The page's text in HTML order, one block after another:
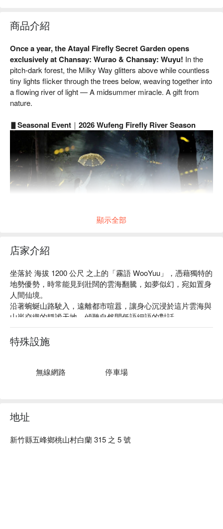
商品介紹
Once a year, the Atayal Firefly Secret Garden opens
exclusively at Chansay: Wurao & Chansay: Wuyu! In the
pitch-dark forest, the Milky Way glitters above while countless
tiny lights flicker through the trees below, weaving together into
a flowing river of light — A midsummer miracle. A gift from
nature.
▋Seasonal Event｜2026 Wufeng Firefly River Season
Step into the Atayal firefly sanctuary, where fireflies dance
across the mountain valleys. On this pristine land, discover the
cultural legends passed down through generations of the
Atayal people, and immerse yourself in a romantic summer
night among the fireflies — capturing your own perfect
✦ Event Highlight｜Enter the Atayal century-old firefly
experience nature's most magical spectacle.
顯示全部
店家介紹
坐落於 海拔 1200 公尺 之上的「霧語 WooYuu」，憑藉獨特的
地勢優勢，時常能見到壯闊的雲海翻騰，如夢似幻，宛如置身
人間仙境。
沿著蜿蜒山路駛入，遠離都市喧囂，讓身心沉浸於這片雲海與
山嵐交織的靜謐天地，傾聽自然間低語細語的對話。
在一泊二食的深度旅遊體驗中，細細品味大地恩賜的風味，感
受山林的純粹與寧靜。這裡，不只是住宿，更是一場身心靈的
療癒之旅。
特殊設施
無線網路 停車場
地址
新竹縣五峰鄉桃山村白蘭 315 之 5 號